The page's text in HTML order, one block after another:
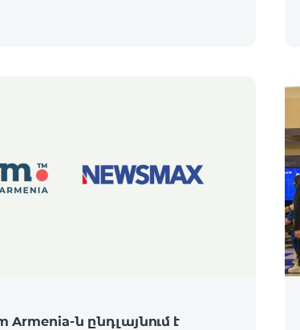
Armenia-ն ընդլայնում է